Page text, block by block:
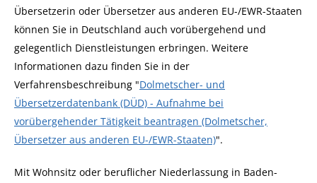
Übersetzerin oder Übersetzer aus anderen EU-/EWR-Staaten
können Sie in Deutschland auch vorübergehend und
gelegentlich Dienstleistungen erbringen. Weitere
Informationen dazu finden Sie in der
Verfahrensbeschreibung "Dolmetscher- und
Übersetzerdatenbank (DÜD) - Aufnahme bei
vorübergehender Tätigkeit beantragen (Dolmetscher,
Übersetzer aus anderen EU-/EWR-Staaten)".
Mit Wohnsitz oder beruflicher Niederlassung in Baden-